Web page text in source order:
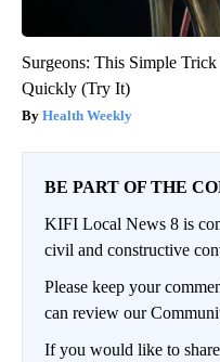
Surgeons: This Simple
Quickly (Try It)
Health Weekly
BE PART OF THE
KIFI Local News 8 is
civil and constructive
Please keep your
can review our
If you would like to